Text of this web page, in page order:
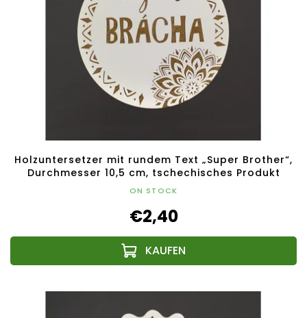
Holzuntersetzer mit rundem Text „Super Brother“,
Durchmesser 10,5 cm, tschechisches Produkt
ON STOCK
€2,40